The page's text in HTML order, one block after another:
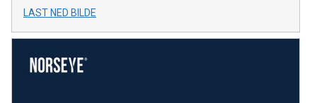
LAST NED BILDE